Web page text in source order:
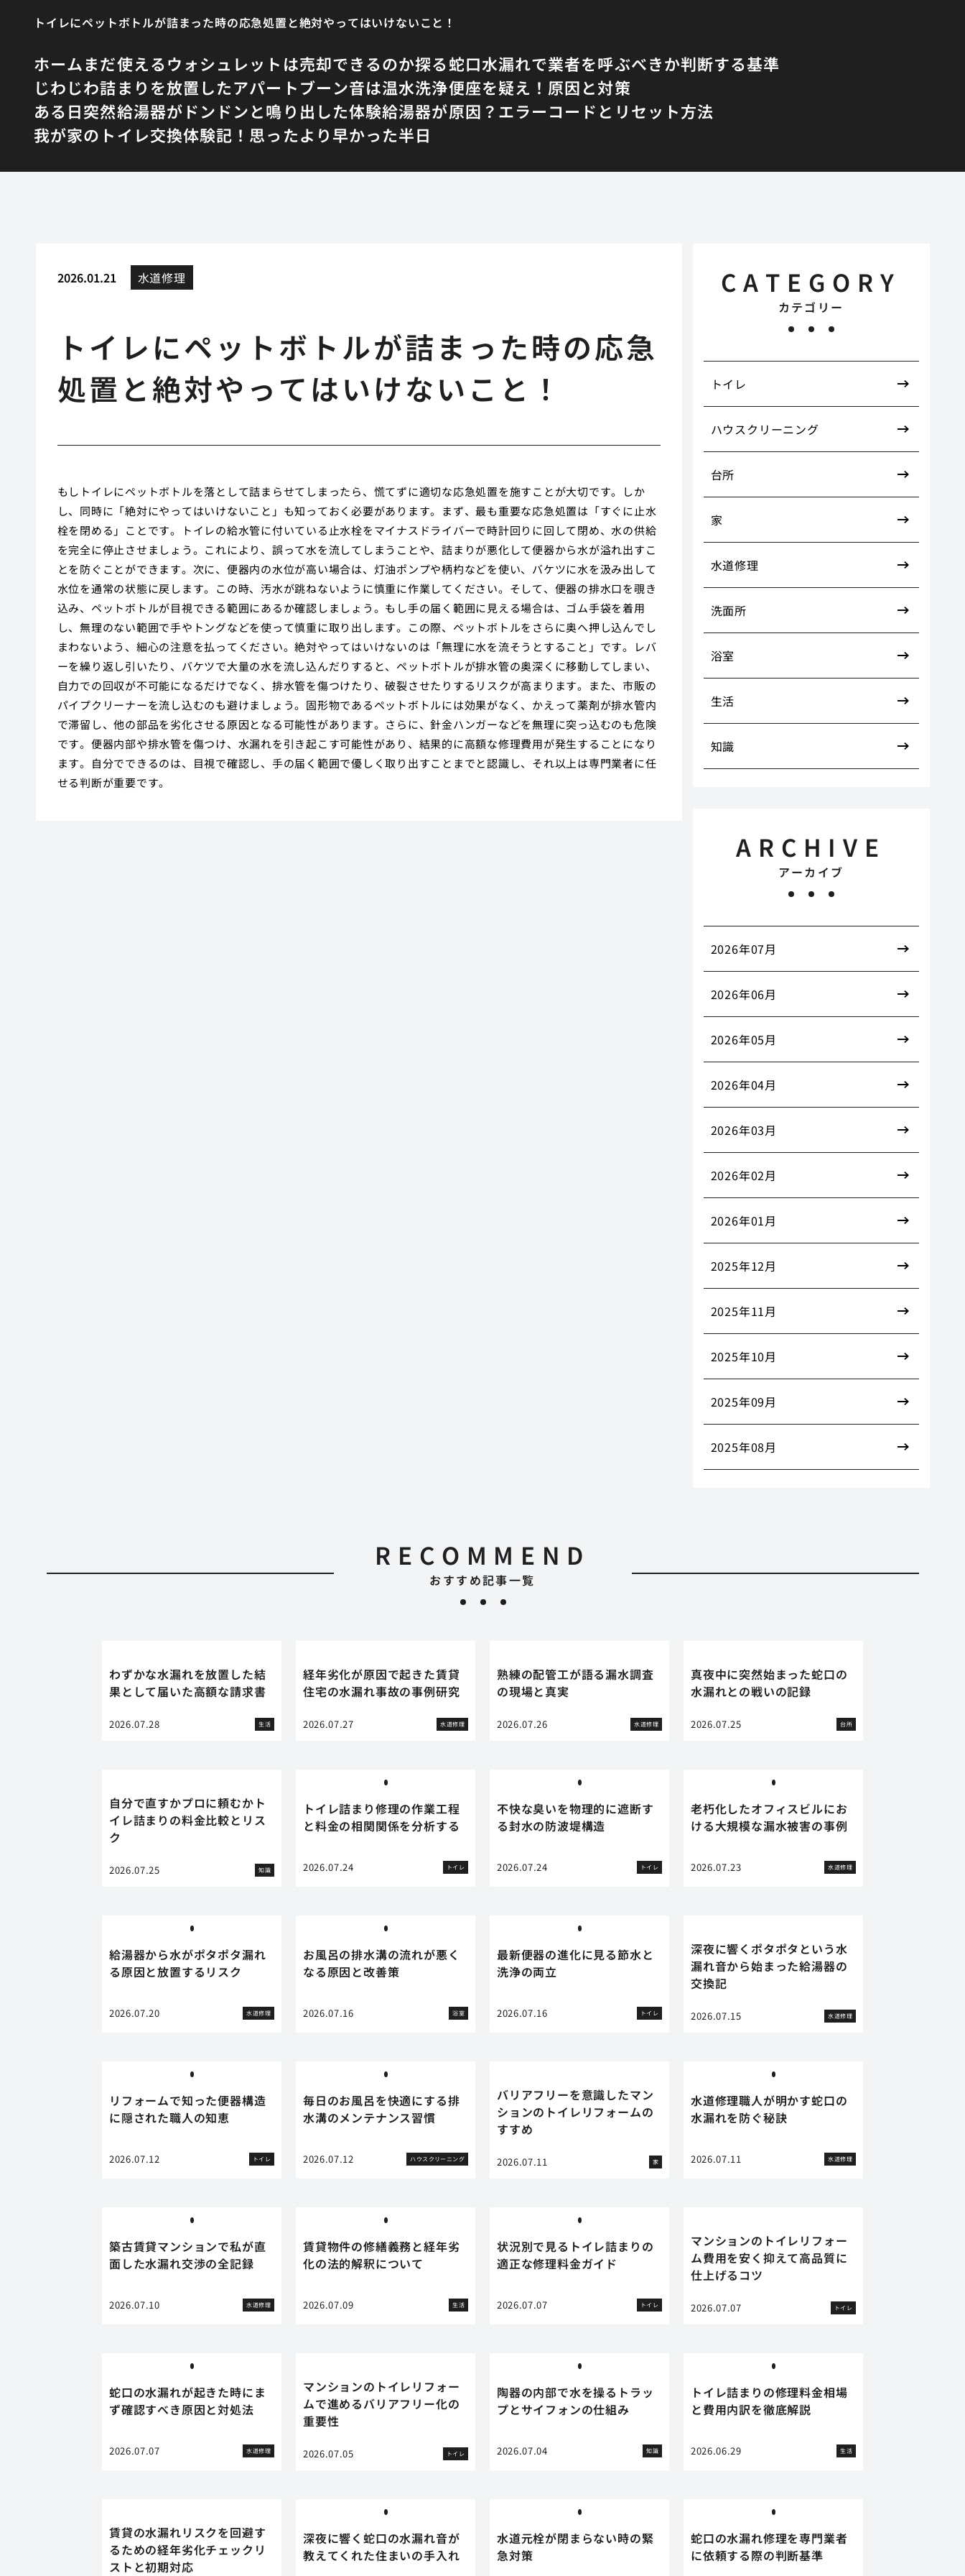
トイレにペットボトルが詰まった時の応急処置と絶対やってはいけないこと！
ホームまだ使えるウォシュレットは売却できるのか探る蛇口水漏れで業者を呼ぶべきか判断する基準
じわじわ詰まりを放置したアパートブーン音は温水洗浄便座を疑え！原因と対策
ある日突然給湯器がドンドンと鳴り出した体験給湯器が原因？エラーコードとリセット方法
我が家のトイレ交換体験記！思ったより早かった半日
2026.01.21 水道修理
トイレにペットボトルが詰まった時の応急
処置と絶対やってはいけないこと！
もしトイレにペットボトルを落として詰まらせてしまったら、慌てずに適切な応急処置を施すことが大切です。しか
し、同時に「絶対にやってはいけないこと」も知っておく必要があります。まず、最も重要な応急処置は「すぐに止水
栓を閉める」ことです。トイレの給水管に付いている止水栓をマイナスドライバーで時計回りに回して閉め、水の供給
を完全に停止させましょう。これにより、誤って水を流してしまうことや、詰まりが悪化して便器から水が溢れ出すこ
とを防ぐことができます。次に、便器内の水位が高い場合は、灯油ポンプや柄杓などを使い、バケツに水を汲み出して
水位を通常の状態に戻します。この時、汚水が跳ねないように慎重に作業してください。そして、便器の排水口を覗き
込み、ペットボトルが目視できる範囲にあるか確認しましょう。もし手の届く範囲に見える場合は、ゴム手袋を着用
し、無理のない範囲で手やトングなどを使って慎重に取り出します。この際、ペットボトルをさらに奥へ押し込んでし
まわないよう、細心の注意を払ってください。絶対やってはいけないのは「無理に水を流そうとすること」です。レバ
ーを繰り返し引いたり、バケツで大量の水を流し込んだりすると、ペットボトルが排水管の奥深くに移動してしまい、
自力での回収が不可能になるだけでなく、排水管を傷つけたり、破裂させたりするリスクが高まります。また、市販の
パイプクリーナーを流し込むのも避けましょう。固形物であるペットボトルには効果がなく、かえって薬剤が排水管内
で滞留し、他の部品を劣化させる原因となる可能性があります。さらに、針金ハンガーなどを無理に突っ込むのも危険
です。便器内部や排水管を傷つけ、水漏れを引き起こす可能性があり、結果的に高額な修理費用が発生することになり
ます。自分でできるのは、目視で確認し、手の届く範囲で優しく取り出すことまでと認識し、それ以上は専門業者に任
せる判断が重要です。
RECOMMEND
おすすめ記事一覧
わずかな水漏れを放置した結
果として届いた高額な請求書
2026.07.28 生活
経年劣化が原因で起きた賃貸
住宅の水漏れ事故の事例研究
2026.07.27 水道修理
熟練の配管工が語る漏水調査
の現場と真実
2026.07.26 水道修理
真夜中に突然始まった蛇口の
水漏れとの戦いの記録
2026.07.25 台所
自分で直すかプロに頼むかト
イレ詰まりの料金比較とリス
ク
2026.07.25 知識
トイレ詰まり修理の作業工程
と料金の相関関係を分析する
2026.07.24 トイレ
不快な臭いを物理的に遮断す
る封水の防波堤構造
2026.07.24 トイレ
老朽化したオフィスビルにお
ける大規模な漏水被害の事例
2026.07.23 水道修理
給湯器から水がポタポタ漏れ
る原因と放置するリスク
2026.07.20 水道修理
お風呂の排水溝の流れが悪く
なる原因と改善策
2026.07.16 浴室
最新便器の進化に見る節水と
洗浄の両立
2026.07.16 トイレ
深夜に響くポタポタという水
漏れ音から始まった給湯器の
交換記
2026.07.15 水道修理
リフォームで知った便器構造
に隠された職人の知恵
2026.07.12 トイレ
毎日のお風呂を快適にする排
水溝のメンテナンス習慣
2026.07.12 ハウスクリーニング
バリアフリーを意識したマン
ションのトイレリフォームの
すすめ
2026.07.11 家
水道修理職人が明かす蛇口の
水漏れを防ぐ秘訣
2026.07.11 水道修理
築古賃貸マンションで私が直
面した水漏れ交渉の全記録
2026.07.10 水道修理
賃貸物件の修繕義務と経年劣
化の法的解釈について
2026.07.09 生活
状況別で見るトイレ詰まりの
適正な修理料金ガイド
2026.07.07 トイレ
マンションのトイレリフォー
ム費用を安く抑えて高品質に
仕上げるコツ
2026.07.07 トイレ
蛇口の水漏れが起きた時にま
ず確認すべき原因と対処法
2026.07.07 水道修理
マンションのトイレリフォー
ムで進めるバリアフリー化の
重要性
2026.07.05 トイレ
陶器の内部で水を操るトラッ
プとサイフォンの仕組み
2026.07.04 知識
トイレ詰まりの修理料金相場
と費用内訳を徹底解説
2026.06.29 生活
賃貸の水漏れリスクを回避す
るための経年劣化チェックリ
ストと初期対応
深夜に響く蛇口の水漏れ音が
教えてくれた住まいの手入れ
水道元栓が閉まらない時の緊
急対策
蛇口の水漏れ修理を専門業者
に依頼する際の判断基準
CATEGORY
カテゴリー
トイレ
ハウスクリーニング
台所
家
水道修理
洗面所
浴室
生活
知識
ARCHIVE
アーカイブ
2026年07月
2026年06月
2026年05月
2026年04月
2026年03月
2026年02月
2026年01月
2025年12月
2025年11月
2025年10月
2025年09月
2025年08月